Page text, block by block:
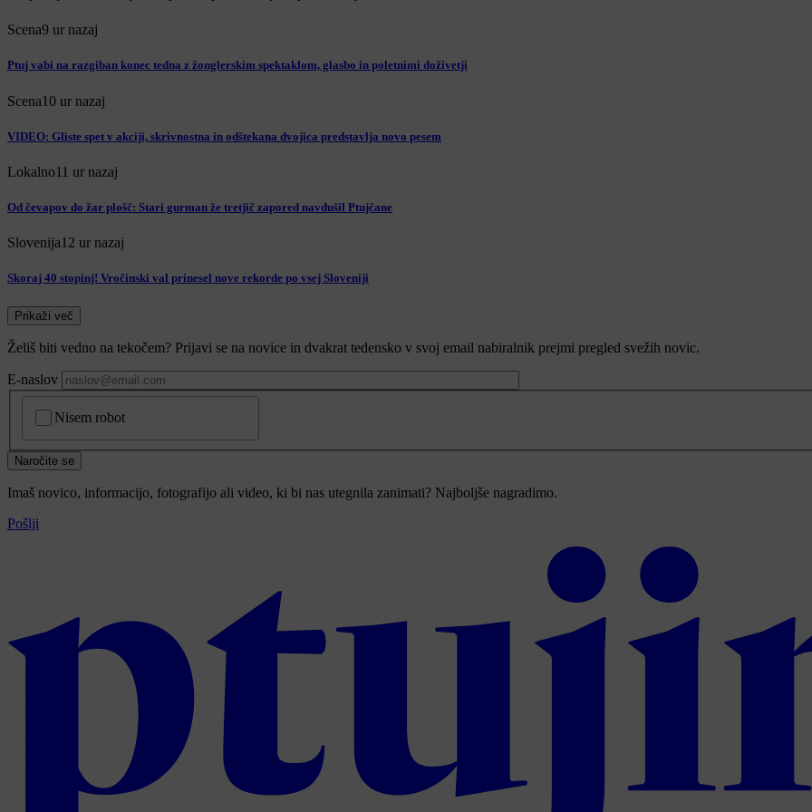
Scena9 ur nazaj
Ptuj vabi na razgiban konec tedna z žonglerskim spektaklom, glasbo in poletnimi doživetji
Scena10 ur nazaj
VIDEO: Gliste spet v akciji, skrivnostna in odštekana dvojica predstavlja novo pesem
Lokalno11 ur nazaj
Od čevapov do žar plošč: Stari gurman že tretjič zapored navdušil Ptujčane
Slovenija12 ur nazaj
Skoraj 40 stopinj! Vročinski val prinesel nove rekorde po vsej Sloveniji
Prikaži več
Želiš biti vedno na tekočem? Prijavi se na novice in dvakrat tedensko v svoj email nabiralnik prejmi pregled svežih novic.
E-naslov
Nisem robot
Naročite se
Imaš novico, informacijo, fotografijo ali video, ki bi nas utegnila zanimati? Najboljše nagradimo.
Pošlji